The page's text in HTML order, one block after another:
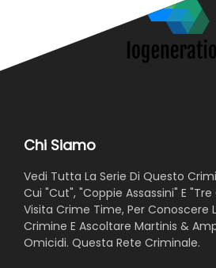
Chi Siamo
Vedi Tutta La Serie Di Questo
Cui "Cut", "Coppie Assassini" E
Visita Crime Time, Per Conoscere
Crimine E Ascoltare Martinis &
Omicidi. Questa Rete Criminale.